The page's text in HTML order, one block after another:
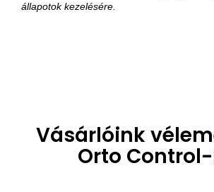
állapotok kezelésére.
Vásárlóink
Orto